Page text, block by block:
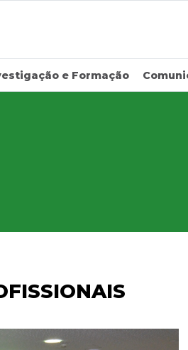
e Formação